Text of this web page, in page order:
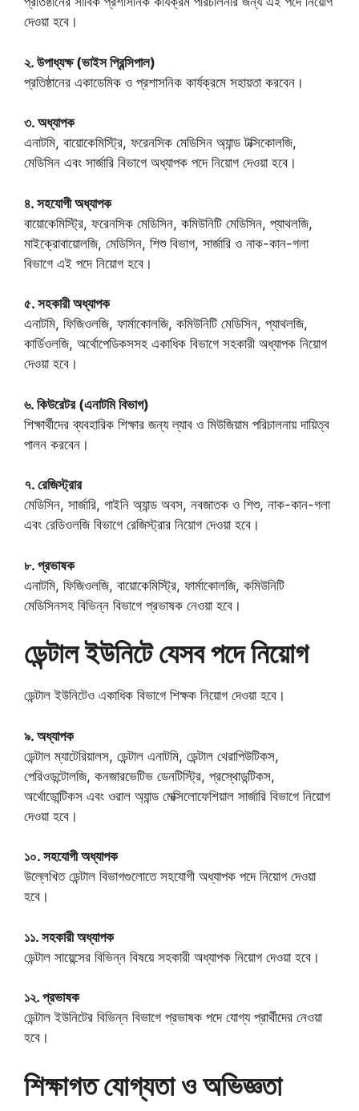
দেওয়া হবে।
২. উপাধ্যক্ষ (ভাইস প্রিন্সিপাল)
প্রতিষ্ঠানের একাডেমিক ও প্রশাসনিক কার্যক্রমে সহায়তা করবেন।
৩. অধ্যাপক
এনাটমি, বায়োকেমিস্ট্রি, ফরেনসিক মেডিসিন অ্যান্ড টক্সিকোলজি,
মেডিসিন এবং সার্জারি বিভাগে অধ্যাপক পদে নিয়োগ দেওয়া হবে।
৪. সহযোগী অধ্যাপক
বায়োকেমিস্ট্রি, ফরেনসিক মেডিসিন, কমিউনিটি মেডিসিন, প্যাথলজি,
মাইক্রোবায়োলজি, মেডিসিন, শিশু বিভাগ, সার্জারি ও নাক-কান-গলা
বিভাগে এই পদে নিয়োগ হবে।
৫. সহকারী অধ্যাপক
এনাটমি, ফিজিওলজি, ফার্মাকোলজি, কমিউনিটি মেডিসিন, প্যাথলজি,
কার্ডিওলজি, অর্থোপেডিকসসহ একাধিক বিভাগে সহকারী অধ্যাপক নিয়োগ
দেওয়া হবে।
৬. কিউরেটর (এনাটমি বিভাগ)
শিক্ষার্থীদের ব্যবহারিক শিক্ষার জন্য ল্যাব ও মিউজিয়াম পরিচালনায় দায়িত্ব
পালন করবেন।
৭. রেজিস্ট্রার
মেডিসিন, সার্জারি, গাইনি অ্যান্ড অবস, নবজাতক ও শিশু, নাক-কান-গলা
এবং রেডিওলজি বিভাগে রেজিস্ট্রার নিয়োগ দেওয়া হবে।
৮. প্রভাষক
এনাটমি, ফিজিওলজি, বায়োকেমিস্ট্রি, ফার্মাকোলজি, কমিউনিটি
মেডিসিনসহ বিভিন্ন বিভাগে প্রভাষক নেওয়া হবে।
ডেন্টাল ইউনিটে যেসব পদে নিয়োগ
ডেন্টাল ইউনিটেও একাধিক বিভাগে শিক্ষক নিয়োগ দেওয়া হবে।
৯. অধ্যাপক
ডেন্টাল ম্যাটেরিয়ালস, ডেন্টাল এনাটমি, ডেন্টাল থেরাপিউটিকস,
পেরিওডন্টোলজি, কনজারভেটিভ ডেনটিস্ট্রি, প্রস্থোডন্টিকস,
অর্থোডোন্টিকস এবং ওরাল অ্যান্ড মেক্সিলোফেশিয়াল সার্জারি বিভাগে নিয়োগ
দেওয়া হবে।
১০. সহযোগী অধ্যাপক
উল্লেখিত ডেন্টাল বিভাগগুলোতে সহযোগী অধ্যাপক পদে নিয়োগ দেওয়া
হবে।
১১. সহকারী অধ্যাপক
ডেন্টাল সায়েন্সের বিভিন্ন বিষয়ে সহকারী অধ্যাপক নিয়োগ দেওয়া হবে।
১২. প্রভাষক
ডেন্টাল ইউনিটের বিভিন্ন বিভাগে প্রভাষক পদে যোগ্য প্রার্থীদের নেওয়া
হবে।
শিক্ষাগত যোগ্যতা ও অভিজ্ঞতা